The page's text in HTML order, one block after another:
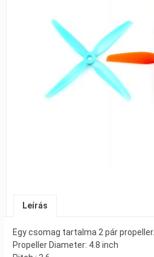
Leírás
Egy csomag tartalma 2 pár propeller.
Propeller Diameter: 4.8 inch